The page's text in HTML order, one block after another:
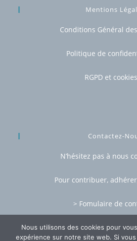
Mentions
Conditions Général
Politique de
RGPD et cookies
Contactez-
N’hésitez pas à nous
Pour contribuer,
> Fomulaire de
Nous utilisons des cookies pour
expérience sur notre site web. Si